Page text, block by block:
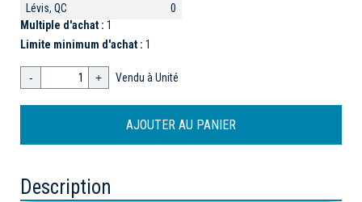
Lévis, QC
0
Multiple d'achat : 1
Limite minimum d'achat : 1
- + Vendu à Unité
Description